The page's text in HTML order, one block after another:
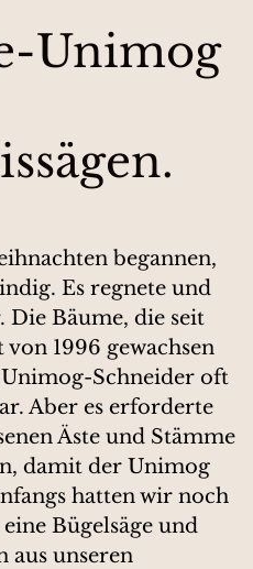
Unimog
begannen,
Es regnete und
Die Bäume, die seit
1996 gewachsen
Schneider oft
Aber es erforderte
Äste und Stämme
damit der Unimog
hatten wir noch
Bügelsäge und
aus unseren